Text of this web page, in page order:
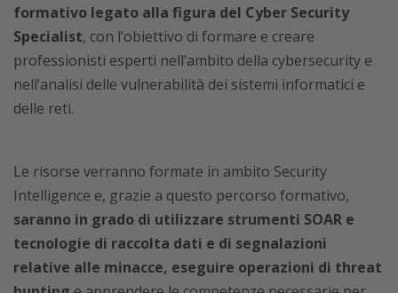
formativo legato alla figura del Cyber Security
Specialist, con l’obiettivo di formare e creare
professionisti esperti nell’ambito della cybersecurity e
nell’analisi delle vulnerabilità dei sistemi informatici e
delle reti.
Le risorse verranno formate in ambito Security
Intelligence e, grazie a questo percorso formativo,
saranno in grado di utilizzare strumenti SOAR e
tecnologie di raccolta dati e di segnalazioni
relative alle minacce, eseguire operazioni di threat